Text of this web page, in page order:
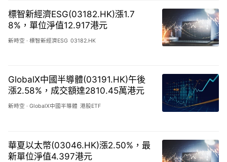
標智新經濟ESG(03182.HK)漲1.7
8%，單位淨值12.917港元
新時空 ·標智新經濟ESG 03182.HK
GlobalX中國半導體(03191.HK)午後
漲2.58%，成交額達2810.45萬港元
新時空 ·GlobalX中國半導體 港股ETF
華夏以太幣(03046.HK)漲2.50%，最
新單位淨值4.397港元